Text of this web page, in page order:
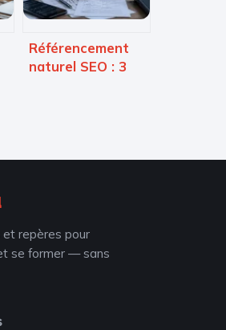
Référencement
naturel SEO : 3
publicité
repères pour
se former — sans